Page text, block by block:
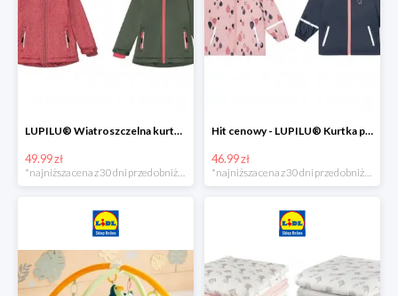
LUPILU® Wiatroszczelna kurtka dziecięca softshell, 1 sztuka
49.99 zł
Hit cenowy - LUPILU® Kurtka przeciwdeszczowa dziewczęca, 1 sztuka
46.99 zł